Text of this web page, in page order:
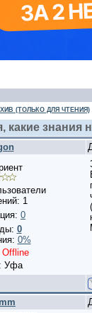
(ТОЛЬКО ДЛЯ ЧТЕНИЯ)
какие знания
1
0
0
0%
Offline
Уфа